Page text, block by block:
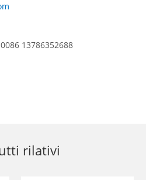
13786352688
rilativi